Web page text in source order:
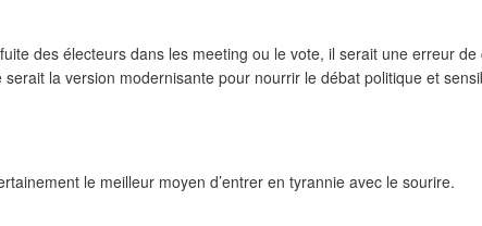
des électeurs dans les meeting ou le vote, il serait une erreur
serait la version modernisante pour nourrir le débat politique et
le meilleur moyen d’entrer en tyrannie avec le sourire.